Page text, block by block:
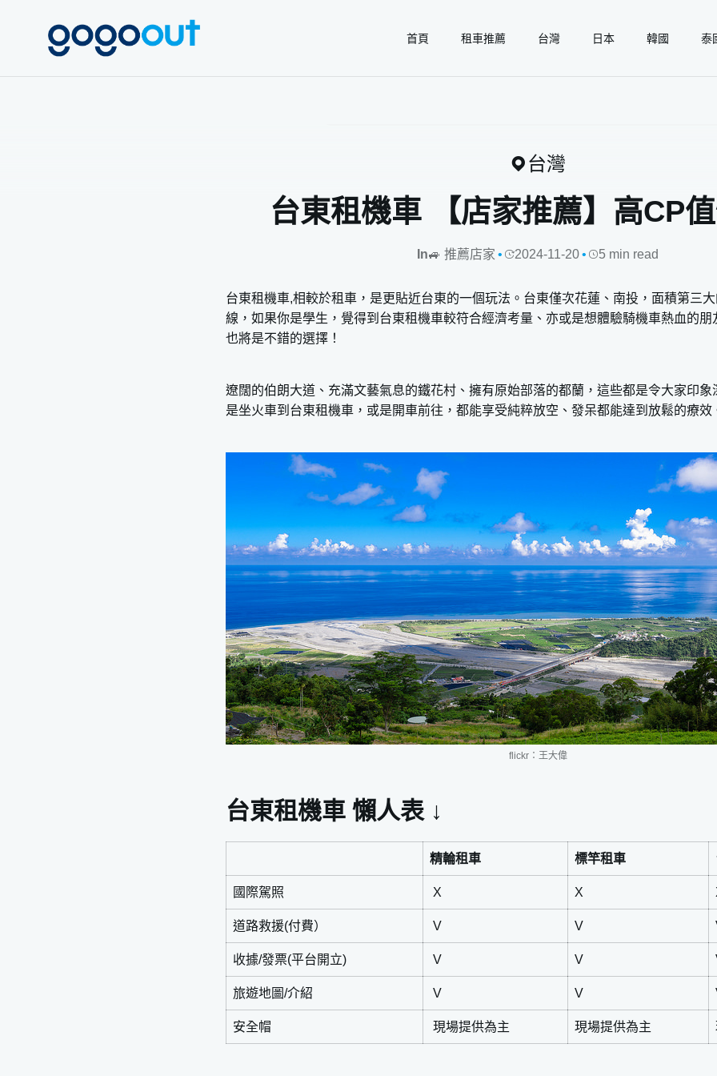
gogoout
首頁 租車推薦 台灣 日本 韓國 泰
台灣
台東租機車 【店家推薦】高CP
In🚙 推薦店家 2024-11-20 5 min read
台東租機車,相較於租車，是更貼近台東的一個玩法。台東僅次花蓮、南投，面積第三
線，如果你是學生，覺得到台東租機車較符合經濟考量、亦或是想體驗騎機車熱血的
也將是不錯的選擇！
遼闊的伯朗大道、充滿文藝氣息的鐵花村、擁有原始部落的都蘭，這些都是令大家印
是坐火車到台東租機車，或是開車前往，都能享受純粹放空、發呆都能達到放鬆的療效
flickr：王大偉
台東租機車 懶人表 ↓
精輪租車 標竿租車
國際駕照 X X
道路救援(付費） V V
收據/發票(平台開立) V V
旅遊地圖/介紹 V V
安全帽 現場提供為主 現場提供為主